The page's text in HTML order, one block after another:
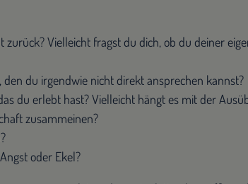
Vielleicht fragst du dich, ob du deiner
du irgendwie nicht direkt ansprechen kannst?
du erlebt hast? Vielleicht hängt es mit der
zusammeinen?
oder Ekel?